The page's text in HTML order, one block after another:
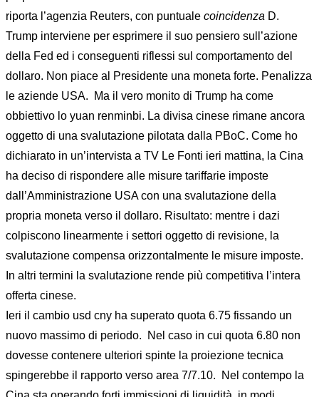
riporta l’agenzia Reuters, con puntuale coincidenza D.
Trump interviene per esprimere il suo pensiero sull’azione
della Fed ed i conseguenti riflessi sul comportamento del
dollaro. Non piace al Presidente una moneta forte. Penalizza
le aziende USA. Ma il vero monito di Trump ha come
obbiettivo lo yuan renminbi. La divisa cinese rimane ancora
oggetto di una svalutazione pilotata dalla PBoC. Come ho
dichiarato in un’intervista a TV Le Fonti ieri mattina, la Cina
ha deciso di rispondere alle misure tariffarie imposte
dall’Amministrazione USA con una svalutazione della
propria moneta verso il dollaro. Risultato: mentre i dazi
colpiscono linearmente i settori oggetto di revisione, la
svalutazione compensa orizzontalmente le misure imposte.
In altri termini la svalutazione rende più competitiva l’intera
offerta cinese.
Ieri il cambio usd cny ha superato quota 6.75 fissando un
nuovo massimo di periodo. Nel caso in cui quota 6.80 non
dovesse contenere ulteriori spinte la proiezione tecnica
spingerebbe il rapporto verso area 7/7.10. Nel contempo la